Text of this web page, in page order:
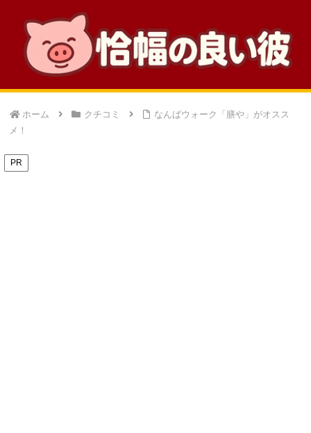
ホーム クチコミ
なんばウォーク「膳や」がオスス
メ！
PR